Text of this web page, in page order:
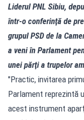
Liderul PNL Sibiu,
într-o conferinţă de
grupul PSD de la
a veni în Parlament
unei părţi a trupelor
"Practic, invitarea
Parlament reprezintă
acest instrument